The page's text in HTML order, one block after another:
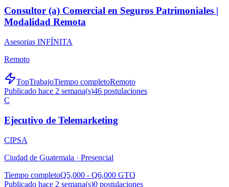
Consultor (a) Comercial en Seguros Patrimoniales |
Modalidad Remota
Asesorias INFÍNITA
Remoto
TopTrabajoTiempo completoRemoto
Publicado hace 2 semana(s)46 postulaciones
C
Ejecutivo de Telemarketing
CIPSA
Ciudad de Guatemala · Presencial
Tiempo completoQ5,000 - Q6,000 GTQ
Publicado hace 2 semana(s)0 postulaciones